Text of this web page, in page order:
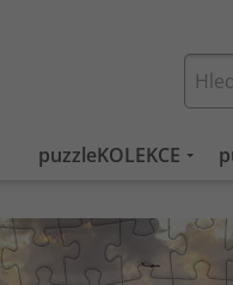
puzzleKOLEKCE